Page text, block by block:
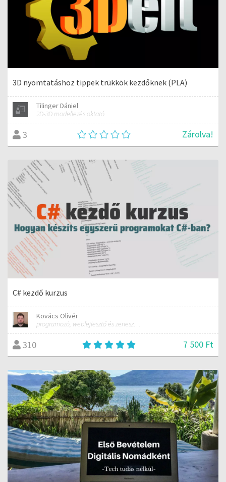
3D nyomtatáshoz tippek trükkök kezdőknek (PLA)
Tilinger Dániel
2D-3D modellezés oktató
3 Zárolva!
C# kezdő kurzus
Kovács Olivér
programozó, webfejlesztő és zeneszerző
310 7 500 Ft